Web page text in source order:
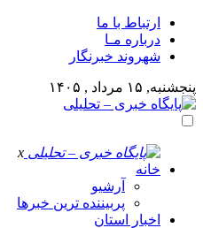
ارتباط با ما
درباره مـا
شهروند خبرنگار
پنجشنبه, ۱۵ مرداد , ۱۴۰۵
x
خانه
آرشیو
پربیننده ترین خبرها
اخبار استان